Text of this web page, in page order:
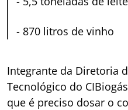
- 870 litros de vinho
Integrante da Diretoria
Tecnológico do
que é preciso dosar o